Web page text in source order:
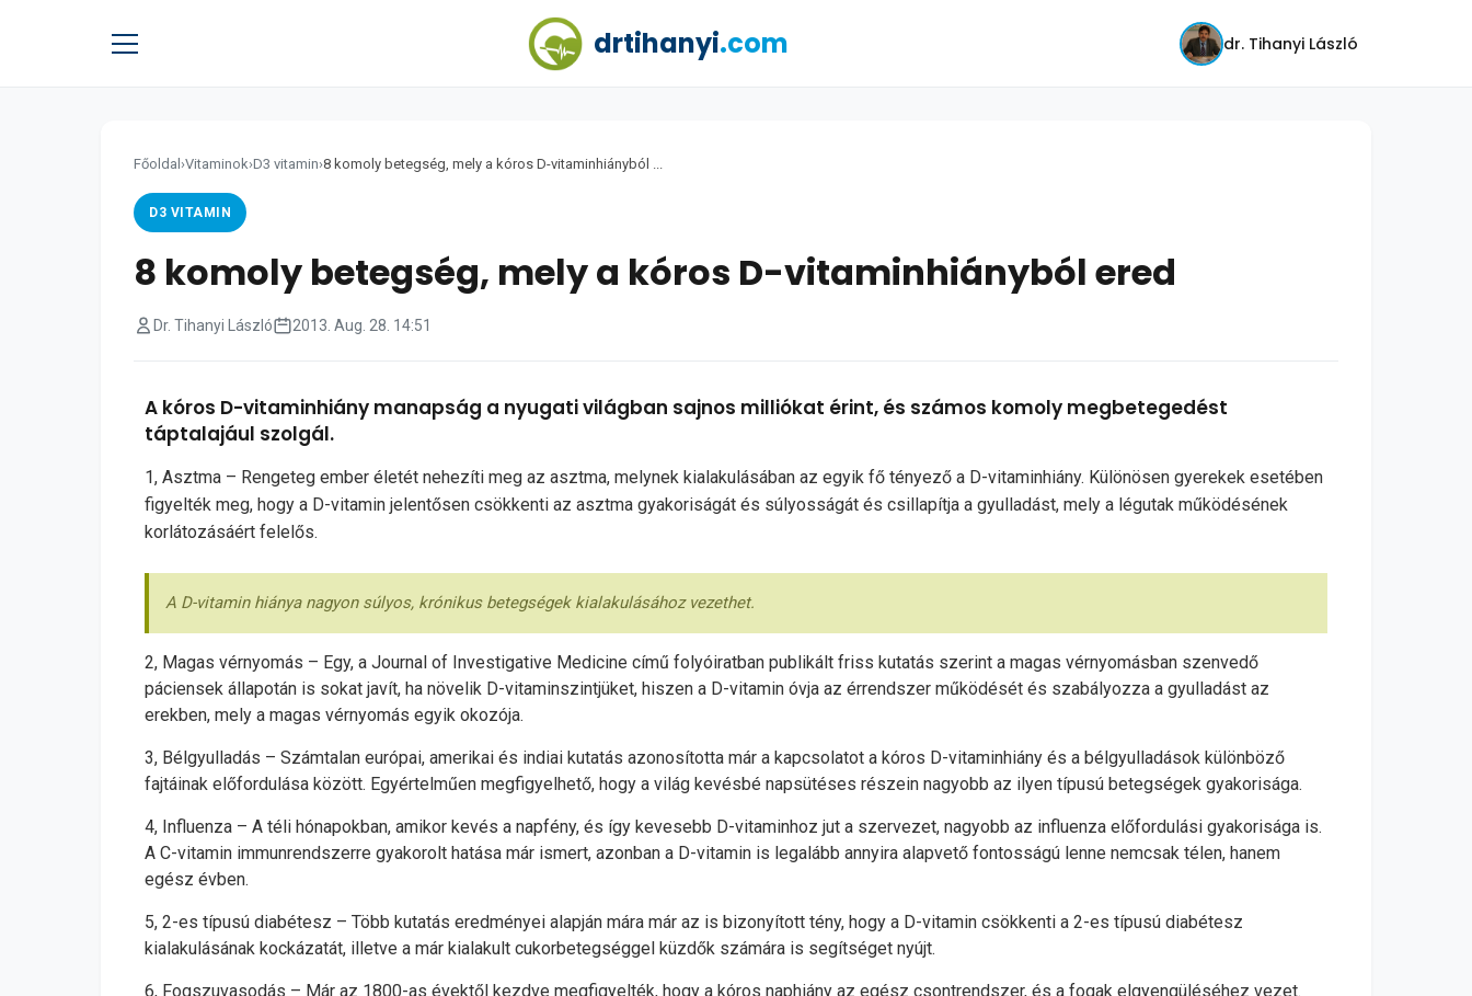
drtihanyi.com dr. Tihanyi László
Főoldal ›Vitaminok›D3 vitamin›8 komoly betegség, mely a kóros D-vitaminhiányból ...
D3 VITAMIN
8 komoly betegség, mely a kóros D-vitaminhiányból ered
Dr. Tihanyi László 2013. Aug. 28. 14:51
A kóros D-vitaminhiány manapság a nyugati világban sajnos milliókat érint, és számos komoly megbetegedést
táptalajául szolgál.
1, Asztma – Rengeteg ember életét nehezíti meg az asztma, melynek kialakulásában az egyik fő tényező a D-vitaminhiány. Különösen gyerekek esetében
figyelték meg, hogy a D-vitamin jelentősen csökkenti az asztma gyakoriságát és súlyosságát és csillapítja a gyulladást, mely a légutak működésének
korlátozásáért felelős.
A D-vitamin hiánya nagyon súlyos, krónikus betegségek kialakulásához vezethet.
2, Magas vérnyomás – Egy, a Journal of Investigative Medicine című folyóiratban publikált friss kutatás szerint a magas vérnyomásban szenvedő
páciensek állapotán is sokat javít, ha növelik D-vitaminszintjüket, hiszen a D-vitamin óvja az érrendszer működését és szabályozza a gyulladást az
erekben, mely a magas vérnyomás egyik okozója.
3, Bélgyulladás – Számtalan európai, amerikai és indiai kutatás azonosította már a kapcsolatot a kóros D-vitaminhiány és a bélgyulladások különböző
fajtáinak előfordulása között. Egyértelműen megfigyelhető, hogy a világ kevésbé napsütéses részein nagyobb az ilyen típusú betegségek gyakorisága.
4, Influenza – A téli hónapokban, amikor kevés a napfény, és így kevesebb D-vitaminhoz jut a szervezet, nagyobb az influenza előfordulási gyakorisága is.
A C-vitamin immunrendszerre gyakorolt hatása már ismert, azonban a D-vitamin is legalább annyira alapvető fontosságú lenne nemcsak télen, hanem
egész évben.
5, 2-es típusú diabétesz – Több kutatás eredményei alapján mára már az is bizonyított tény, hogy a D-vitamin csökkenti a 2-es típusú diabétesz
kialakulásának kockázatát, illetve a már kialakult cukorbetegséggel küzdők számára is segítséget nyújt.
6, Fogszuvasodás – Már az 1800-as évektől kezdve megfigyelték, hogy a kóros naphiány az egész csontrendszer, és a fogak elgyengüléséhez vezet.